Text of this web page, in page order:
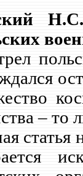
– то
статья